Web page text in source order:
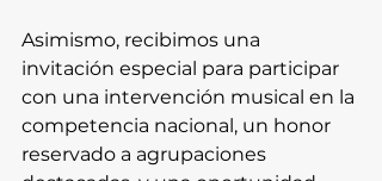
Asimismo, recibimos una
invitación especial para participar
con una intervención musical en la
competencia nacional, un honor
reservado a agrupaciones